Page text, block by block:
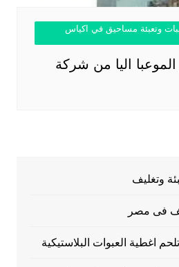
وتعبئة مساحيق في اكياس
اليا من شركة
وتغليف
فى مصر
اغطية العبوات البلاستيكية